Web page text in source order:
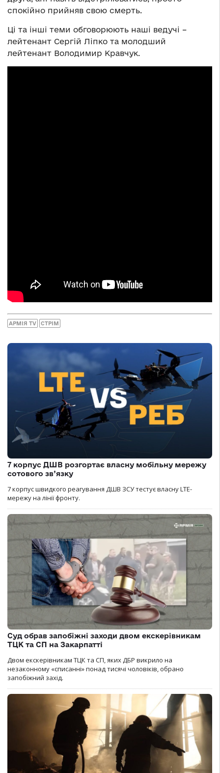
спокійно прийняв свою смерть.
Ці та інші теми обговорюють наші ведучі –
лейтенант Сергій Ліпко та молодший
лейтенант Володимир Кравчук.
АРМІЯ TV СТРІМ
7 корпус ДШВ розгортає власну мобільну мережу
сотового зв’язку
7 корпус швидкого реагування ДШВ ЗСУ тестує власну LTE-
мережу на лінії фронту.
Суд обрав запобіжні заходи двом екскерівникам
ТЦК та СП на Закарпатті
Двом екскерівникам ТЦК та СП, яких ДБР викрило на
незаконному «списанні» понад тисячі чоловіків, обрано
запобіжний захід.